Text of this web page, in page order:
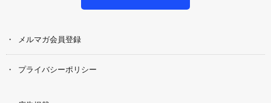
メルマガ会員登録
プライバシーポリシー